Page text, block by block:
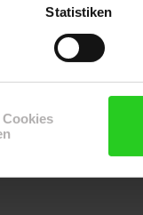
Statistiken